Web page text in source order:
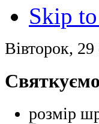
Skip
Вівторок,
розмір